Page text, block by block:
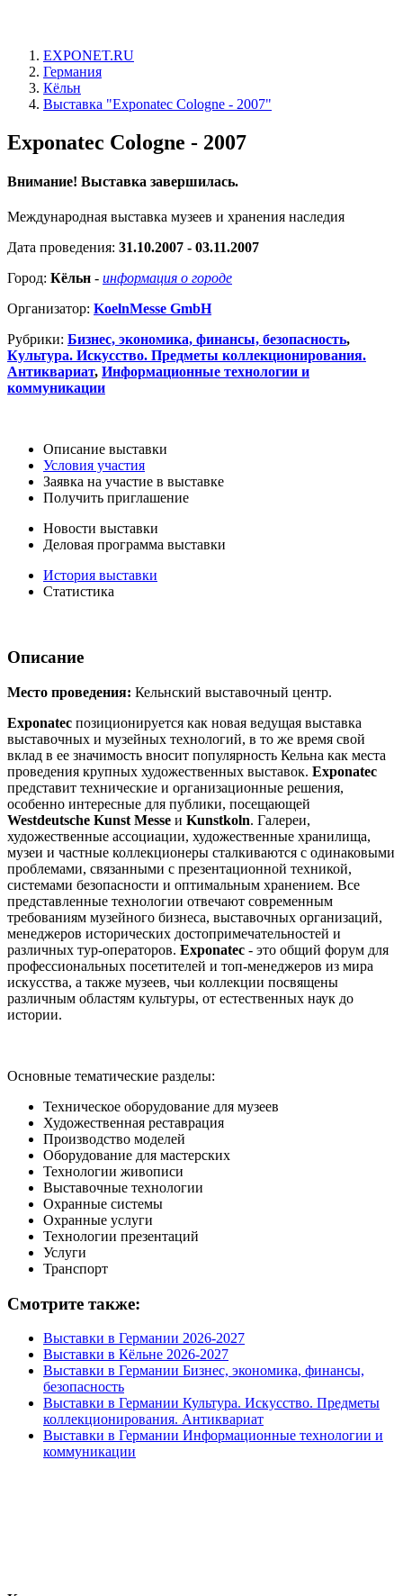
EXPONET.RU
Германия
Кёльн
Выставка "Exponatec Cologne - 2007"
Exponatec Cologne - 2007
Внимание! Выставка завершилась.
Международная выставка музеев и хранения наследия
Дата проведения: 31.10.2007 - 03.11.2007
Город: Кёльн - информация о городе
Организатор: KoelnMesse GmbH
Рубрики: Бизнес, экономика, финансы, безопасность,
Культура. Искусство. Предметы коллекционирования.
Антиквариат, Информационные технологии и
коммуникации
Описание выставки
Условия участия
Заявка на участие в выставке
Получить приглашение
Новости выставки
Деловая программа выставки
История выставки
Статистика
Описание
Место проведения: Кельнский выставочный центр.
Exponatec позиционируется как новая ведущая выставка
выставочных и музейных технологий, в то же время свой
вклад в ее значимость вносит популярность Кельна как места
проведения крупных художественных выставок. Exponatec
представит технические и организационные решения,
особенно интересные для публики, посещающей
Westdeutsche Kunst Messe и Kunstkoln. Галереи,
художественные ассоциации, художественные хранилища,
музеи и частные коллекционеры сталкиваются с одинаковыми
проблемами, связанными с презентационной техникой,
системами безопасности и оптимальным хранением. Все
представленные технологии отвечают современным
требованиям музейного бизнеса, выставочных организаций,
менеджеров исторических достопримечательностей и
различных тур-операторов. Exponatec - это общий форум для
профессиональных посетителей и топ-менеджеров из мира
искусства, а также музеев, чьи коллекции посвящены
различным областям культуры, от естественных наук до
истории.
Основные тематические разделы:
Техническое оборудование для музеев
Художественная реставрация
Производство моделей
Оборудование для мастерских
Технологии живописи
Выставочные технологии
Охранные системы
Охранные услуги
Технологии презентаций
Услуги
Транспорт
Смотрите также:
Выставки в Германии 2026-2027
Выставки в Кёльне 2026-2027
Выставки в Германии Бизнес, экономика, финансы,
безопасность
Выставки в Германии Культура. Искусство. Предметы
коллекционирования. Антиквариат
Выставки в Германии Информационные технологии и
коммуникации